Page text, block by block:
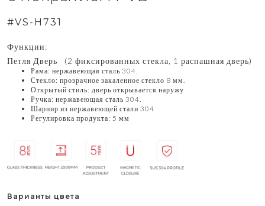
#VS-H731
Функции:
Петля Дверь (2 фиксированных стекла, 1 распашная дверь)
Рама: нержавеющая сталь 304.
Стекло: прозрачное закаленное стекло 8 мм.
Открытый стиль: дверь открывается наружу
Ручка: нержавеющая сталь 304.
Шарнир из нержавеющей стали 304
Регулировка продукта: 5 мм
Варианты цвета